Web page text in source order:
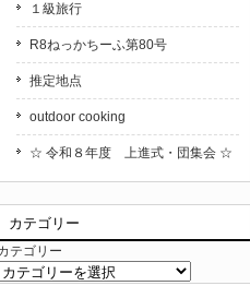
１級旅行
R8ねっかちーふ第80号
推定地点
outdoor cooking
☆ 令和８年度 上進式・団集会 ☆
カテゴリー
テゴリー